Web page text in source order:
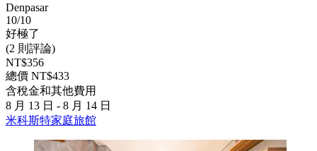
Denpasar
10/10
好極了
(2 則評論)
NT$356
總價 NT$433
含稅金和其他費用
8 月 13 日 - 8 月 14 日
米科斯特家庭旅館